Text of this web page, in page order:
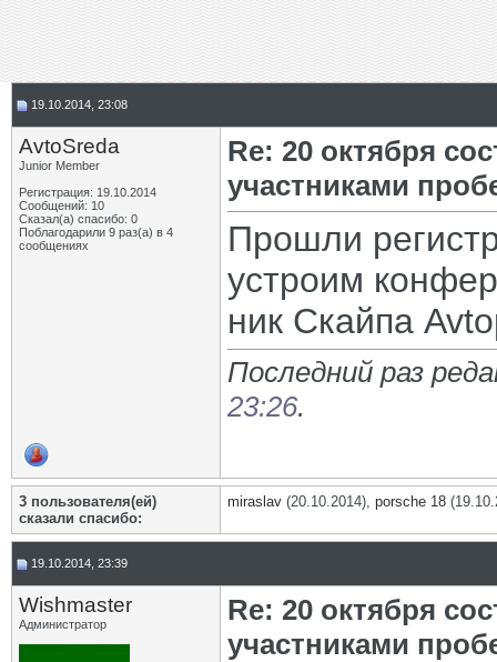
19.10.2014, 23:08
AvtoSreda
Junior Member
Регистрация: 19.10.2014
Сообщений: 10
Сказал(а) спасибо: 0
Поблагодарили 9 раз(а) в 4
сообщениях
Re: 20 октября
участниками
Прошли
устроим
ник Скайпа
Последний раз
23:26.
3 пользователя(ей)
сказали cпасибо:
miraslav (20.10.2014), porsche 18
19.10.2014, 23:39
Wishmaster
Администратор
Re: 20 октября
участниками